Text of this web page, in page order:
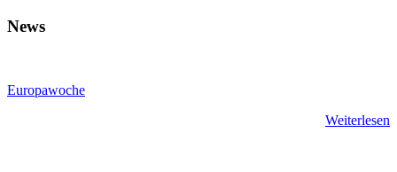
News
Europawoche
Weiterlesen